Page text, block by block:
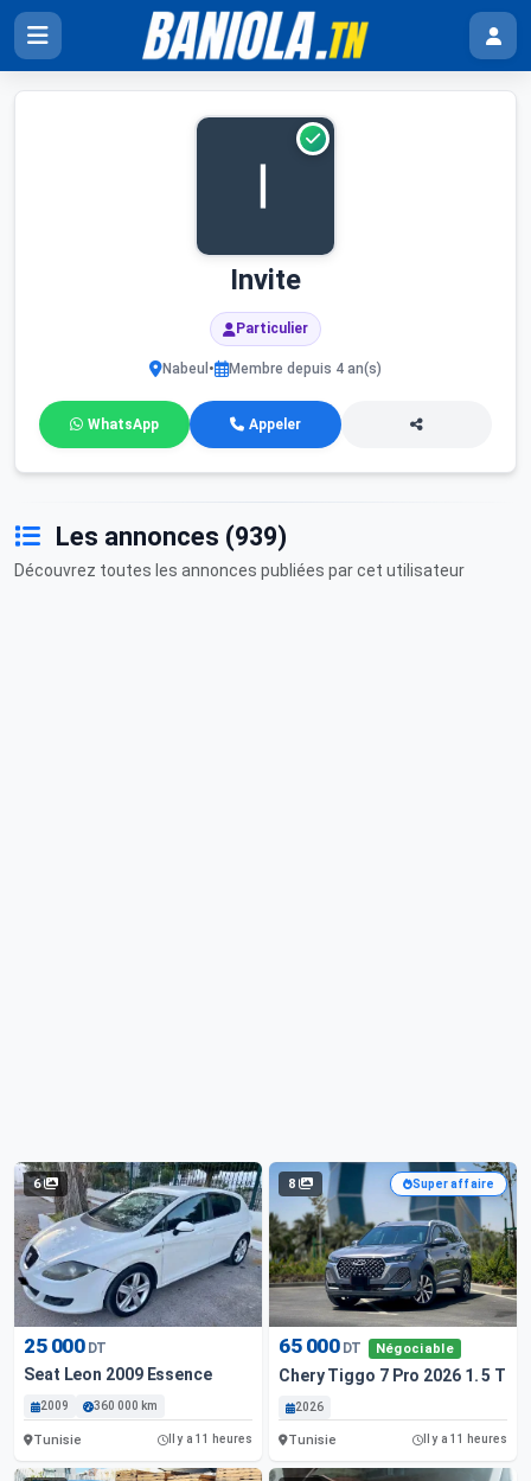
Invite
Particulier
Nabeul • Membre depuis 4 an(s)
WhatsApp Appeler
Les annonces (939)
Découvrez toutes les annonces publiées par cet utilisateur
6
25 000 DT
Seat Leon 2009 Essence
2009 360 000 km
Tunisie Il y a 11 heures
8 Super affaire
65 000 DT Négociable
Chery Tiggo 7 Pro 2026 1. 5
2026
Tunisie Il y a 11 heures